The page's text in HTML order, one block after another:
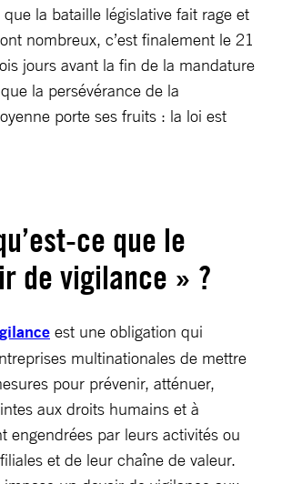
la bataille législative fait rage et
nombreux, c’est finalement le 21
jours avant la fin de la mandature
la persévérance de la
porte ses fruits : la loi est
ce que le
de vigilance » ?
est une obligation qui
multinationales de mettre
pour prévenir, atténuer,
aux droits humains et à
engendrées par leurs activités ou
et de leur chaîne de valeur.